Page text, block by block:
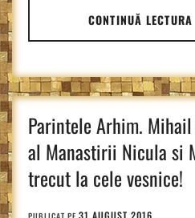
CONTINUĂ LECTURA
Parintele Arhim.
al Manastirii Nicula si
trecut la cele vesnice!
31 AUGUST 2016